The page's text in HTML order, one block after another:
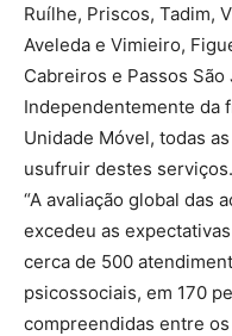
Ruílhe, Priscos, Tadim,
Aveleda e Vimieiro,
Cabreiros e Passos São
Independentemente da
Unidade Móvel, todas
usufruir destes serviços.
“A avaliação global das
excedeu as
cerca de 500
psicossociais, em 170
compreendidas entre